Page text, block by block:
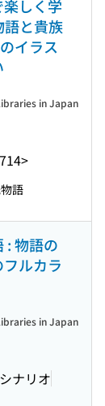
しく学
語と貴族
イラス
in Japan
語
: 物語の
ルカラ
ナリオ
in Japan